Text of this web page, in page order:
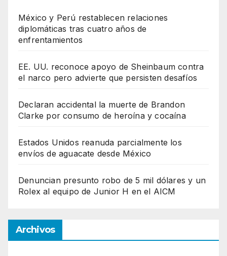
México y Perú restablecen relaciones
diplomáticas tras cuatro años de
enfrentamientos
EE. UU. reconoce apoyo de Sheinbaum contra
el narco pero advierte que persisten desafíos
Declaran accidental la muerte de Brandon
Clarke por consumo de heroína y cocaína
Estados Unidos reanuda parcialmente los
envíos de aguacate desde México
Denuncian presunto robo de 5 mil dólares y un
Rolex al equipo de Junior H en el AICM
Archivos